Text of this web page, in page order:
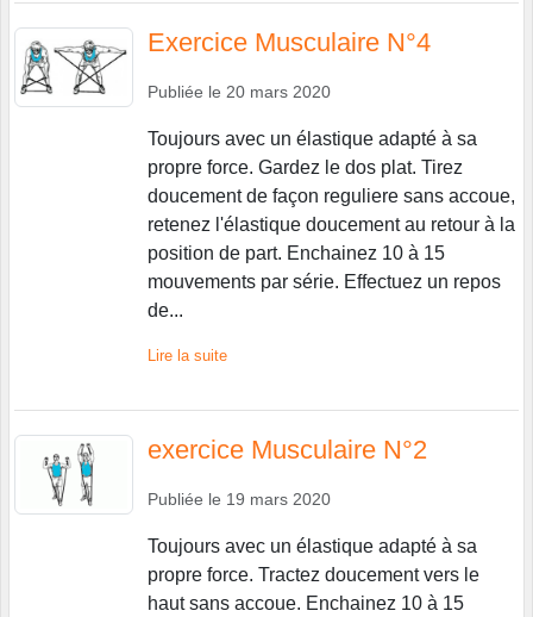
Exercice Musculaire N°4
Publiée le 20 mars 2020
Toujours avec un élastique adapté à sa
propre force. Gardez le dos plat. Tirez
doucement de façon reguliere sans accoue,
retenez l'élastique doucement au retour à la
position de part. Enchainez 10 à 15
mouvements par série. Effectuez un repos
de...
Lire la suite
exercice Musculaire N°2
Publiée le 19 mars 2020
Toujours avec un élastique adapté à sa
propre force. Tractez doucement vers le
haut sans accoue. Enchainez 10 à 15